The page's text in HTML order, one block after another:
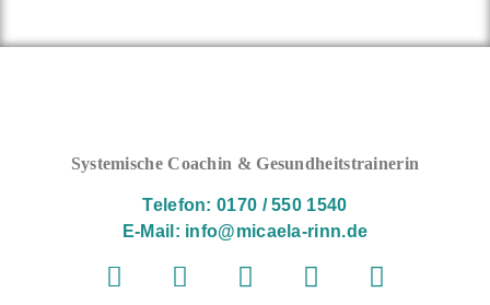
Systemische Coachin & Gesundheitstrainerin
Telefon: 0170 / 550 1540
E-Mail: info@micaela-rinn.de